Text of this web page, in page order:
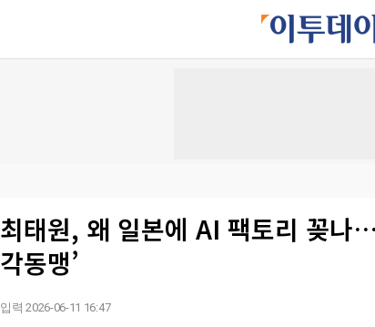
최태원, 왜 일본에 AI 팩토리 꽂나
각동맹’
입력 2026-06-11 16:47